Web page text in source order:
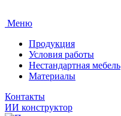
Меню
Продукция
Условия работы
Нестандартная мебель
Материалы
Контакты
ИИ конструктор